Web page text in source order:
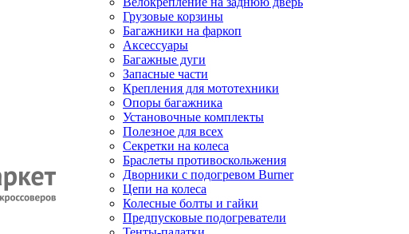
Грузовые корзины
Багажники на фаркоп
Аксессуары
Багажные дуги
Запасные части
Крепления для мототехники
Опоры багажника
Установочные комплекты
Полезное для всех
Секретки на колеса
Браслеты противоскольжения
Дворники с подогревом Burner
Цепи на колеса
Колесные болты и гайки
Предпусковые подогреватели